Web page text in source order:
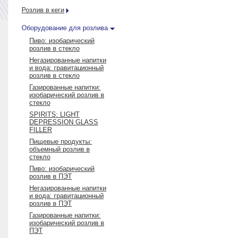
Розлив в кеги
Оборудование для розлива
Пиво: изобарический
розлив в стекло
Негазированные напитки
и вода: гравитационный
розлив в стекло
Газированные напитки:
изобарический розлив в
стекло
SPIRITS: LIGHT
DEPRESSION GLASS
FILLER
Пищевые продукты:
объемный розлив в
стекло
Пиво: изобарический
розлив в ПЭТ
Негазированные напитки
и вода: гравитационный
розлив в ПЭТ
Газированные напитки:
изобарический розлив в
ПЭТ